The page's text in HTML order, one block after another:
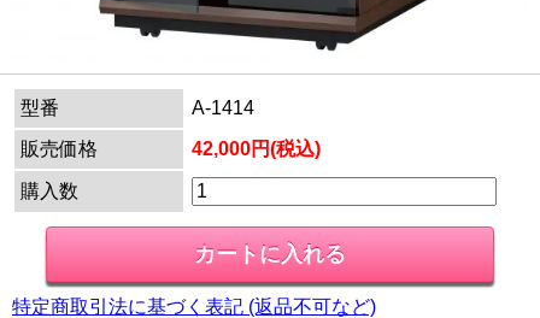
型番
A-1414
販売価格
42,000円(税込)
購入数
特定商取引法に基づく表記 (返品不可など)